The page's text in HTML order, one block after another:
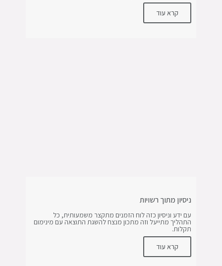
קרא עוד
ניסיון מתוך רשויות
עם ידע וניסיון כזה לוח הזמנים מתקצר משמעותית, כל
התהליך מתייעל וזה מתכון מנצח להשגת התוצאה עם מינימום
תקלות.
קרא עוד